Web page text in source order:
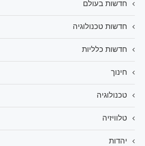
חדשות בעולם
חדשות טכנולוגיה
חדשות כלליות
חינוך
טכנולוגיה
טלוויזיה
יהדות